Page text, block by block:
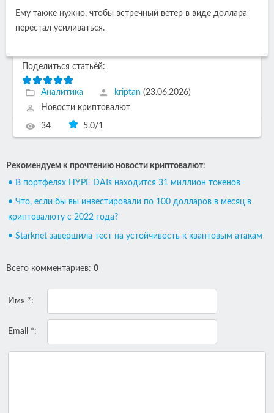
Ему также нужно, чтобы встречный ветер в виде доллара
перестал усиливаться.
Поделиться статьёй:
Аналитика kriptan (23.06.2026)
Новости криптовалют
34 5.0/1
Рекомендуем к прочтению новости криптовалют:
• В портфелях HYPE DATs находится 31 миллион токенов
• Что, если бы вы инвестировали по 100 долларов в месяц в
криптовалюту с 2022 года?
• Starknet завершила тест на устойчивость к квантовым атакам
Всего комментариев: 0
Имя *:
Email *: